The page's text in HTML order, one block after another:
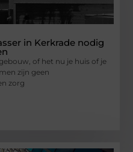
in Kerkrade nodig
of het nu je huis of je
zijn geen
zorg